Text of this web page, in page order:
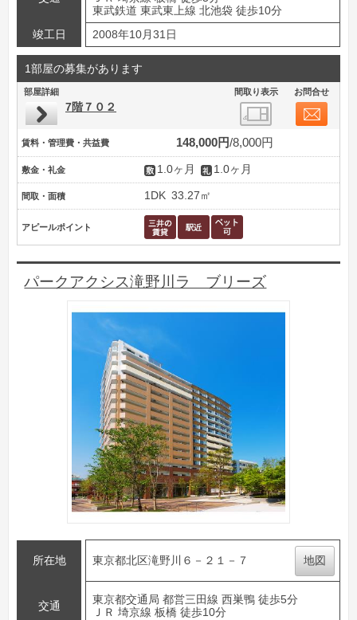
東武鉄道 東武東上線 北池袋 徒歩10分
竣工日
2008年10月31日
1部屋の募集があります
部屋詳細 間取り表示 お問合せ
7階７０２
賃料・管理費・共益費 148,000円 8,000円
敷金・礼金 1.0ヶ月 1.0ヶ月
間取・面積 1DK 33.27㎡
アピールポイント
パークアクシス滝野川ラ ブリーズ
所在地 東京都北区滝野川６－２１－７ 地図
交通
東京都交通局 都営三田線 西巣鴨 徒歩5分
ＪＲ 埼京線 板橋 徒歩10分